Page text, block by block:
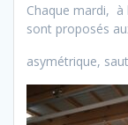
Chaque mardi, à
sont proposés
asymétrique,